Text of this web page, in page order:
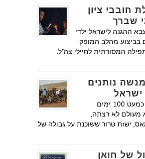
חובבי ציון
שברך
ההגנה לישראל ילדי
בביצוע מהלב המופק
המסורתית לחיילי צה"ל.
מנשה נותנים
ישראל
ישראל נמצאת כמעט 100 ימים
מעולם לא רצתה,
ישות טרור ששוכנת על גבולה של
של חואן